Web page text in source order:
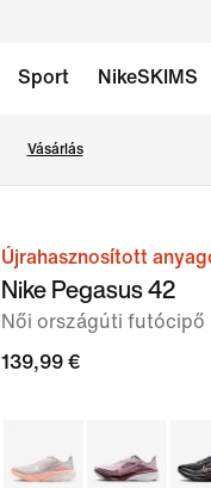
Sport NikeSKIMS
Vásárlás
Újrahasznosított
Nike Pegasus 42
Női országúti futócipő
139,99 €